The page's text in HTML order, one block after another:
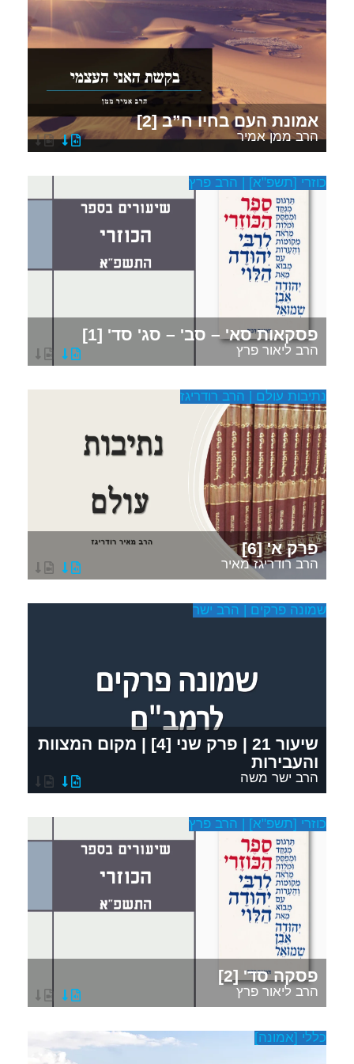
אמונת העם בחיו ח”ב [2]
הרב ממן אמיר
כוזרי [תשפ"א] | הרב פרץ
פסקאות סא' – סב' – סג' סד' [1]
הרב ליאור פרץ
נתיבות עולם | הרב רודריגז
פרק א' [6]
הרב רודריגז מאיר
שמונה פרקים | הרב ישר
שיעור 21 | פרק שני [4] | מקום המצוות
והעבירות
הרב ישר משה
כוזרי [תשפ"א] | הרב פרץ
פסקה סד' [2]
הרב ליאור פרץ
כללי [אמונה]